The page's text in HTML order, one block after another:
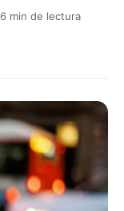
6 min de lectura